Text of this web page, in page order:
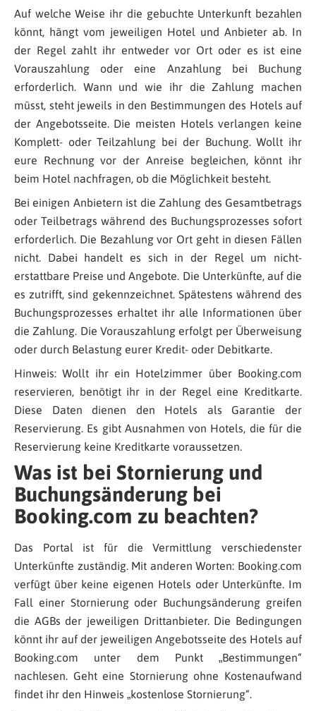
Auf welche Weise ihr die gebuchte Unterkunft bezahlen
könnt, hängt vom jeweiligen Hotel und Anbieter ab. In
der Regel zahlt ihr entweder vor Ort oder es ist eine
Vorauszahlung oder eine Anzahlung bei Buchung
erforderlich. Wann und wie ihr die Zahlung machen
müsst, steht jeweils in den Bestimmungen des Hotels auf
der Angebotsseite. Die meisten Hotels verlangen keine
Komplett- oder Teilzahlung bei der Buchung. Wollt ihr
eure Rechnung vor der Anreise begleichen, könnt ihr
beim Hotel nachfragen, ob die Möglichkeit besteht.
Bei einigen Anbietern ist die Zahlung des Gesamtbetrags
oder Teilbetrags während des Buchungsprozesses sofort
erforderlich. Die Bezahlung vor Ort geht in diesen Fällen
nicht. Dabei handelt es sich in der Regel um nicht-
erstattbare Preise und Angebote. Die Unterkünfte, auf die
es zutrifft, sind gekennzeichnet. Spätestens während des
Buchungsprozesses erhaltet ihr alle Informationen über
die Zahlung. Die Vorauszahlung erfolgt per Überweisung
oder durch Belastung eurer Kredit- oder Debitkarte.
Hinweis: Wollt ihr ein Hotelzimmer über Booking.com
reservieren, benötigt ihr in der Regel eine Kreditkarte.
Diese Daten dienen den Hotels als Garantie der
Reservierung. Es gibt Ausnahmen von Hotels, die für die
Reservierung keine Kreditkarte voraussetzen.
Was ist bei Stornierung und
Buchungsänderung bei
Booking.com zu beachten?
Das Portal ist für die Vermittlung verschiedenster
Unterkünfte zuständig. Mit anderen Worten: Booking.com
verfügt über keine eigenen Hotels oder Unterkünfte. Im
Fall einer Stornierung oder Buchungsänderung greifen
die AGBs der jeweiligen Drittanbieter. Die Bedingungen
könnt ihr auf der jeweiligen Angebotsseite des Hotels auf
Booking.com unter dem Punkt „Bestimmungen“
nachlesen. Geht eine Stornierung ohne Kostenaufwand
findet ihr den Hinweis „kostenlose Stornierung“.